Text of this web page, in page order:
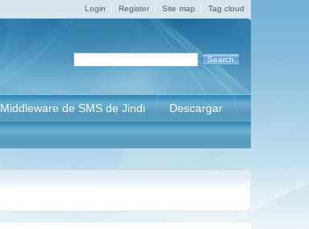
Tag cloud
Site map
Register
Login
Middleware de SMS de Jindi Descargar